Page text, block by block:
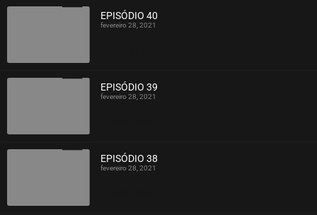
EPISÓDIO 40
fevereiro 28, 2021
EPISÓDIO 39
fevereiro 28, 2021
EPISÓDIO 38
fevereiro 28, 2021